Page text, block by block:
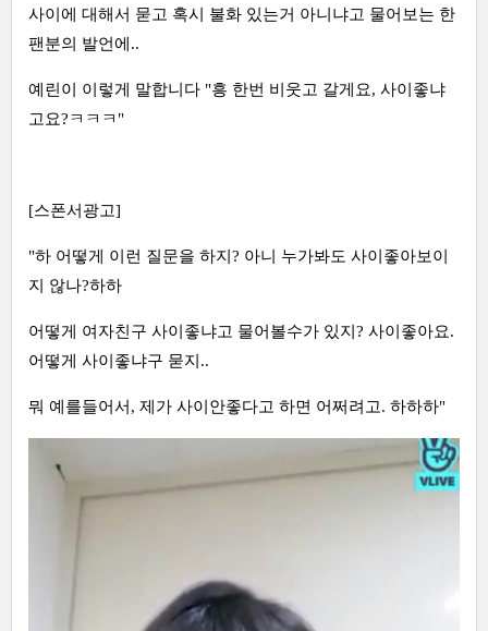
사이에 대해서 묻고 혹시 불화 있는거 아니냐고 물어보는 한
팬분의 발언에..
예린이 이렇게 말합니다 "흥 한번 비웃고 갈게요, 사이좋냐
고요?ㅋㅋㅋ"
[스폰서광고]
"하 어떻게 이런 질문을 하지? 아니 누가봐도 사이좋아보이
지 않나?하하
어떻게 여자친구 사이좋냐고 물어볼수가 있지? 사이좋아요.
어떻게 사이좋냐구 묻지..
뭐 예를들어서, 제가 사이안좋다고 하면 어쩌려고. 하하하"